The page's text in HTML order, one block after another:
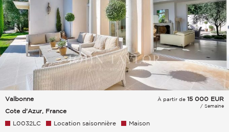
Valbonne
Cote d'Azur, France
À partir de 15 000 EUR
/ Semaine
L0032LC Location saisonnière Maison